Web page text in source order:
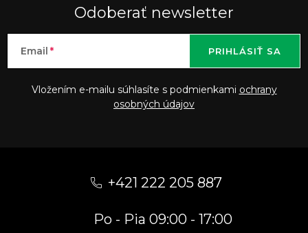
Odoberať newsletter
Email
Vložením e-mailu súhlasíte s podmienkami ochrany
osobných údajov
PRIHLÁSIŤ SA
+421 222 205 887
Po - Pia 09:00 - 17:00